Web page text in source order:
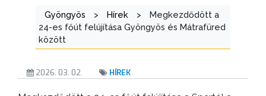
Gyöngyös > Hírek >
Megkezdődött a
24-es főút felújítása Gyöngyös és Mátrafüred
között
2026. 03. 02. HÍREK